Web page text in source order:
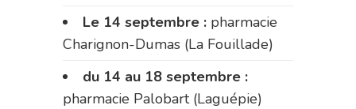
Le 14 septembre : pharmacie
Charignon-Dumas (La Fouillade)
du 14 au 18 septembre :
pharmacie Palobart (Laguépie)